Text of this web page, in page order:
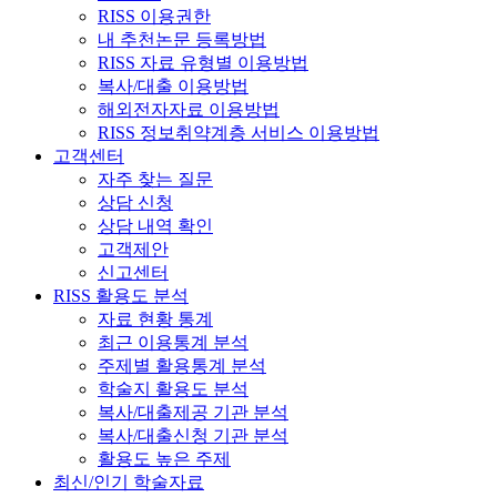
RISS 이용권한
내 추천논문 등록방법
RISS 자료 유형별 이용방법
복사/대출 이용방법
해외전자자료 이용방법
RISS 정보취약계층 서비스 이용방법
고객센터
자주 찾는 질문
상담 신청
상담 내역 확인
고객제안
신고센터
RISS 활용도 분석
자료 현황 통계
최근 이용통계 분석
주제별 활용통계 분석
학술지 활용도 분석
복사/대출제공 기관 분석
복사/대출신청 기관 분석
활용도 높은 주제
최신/인기 학술자료